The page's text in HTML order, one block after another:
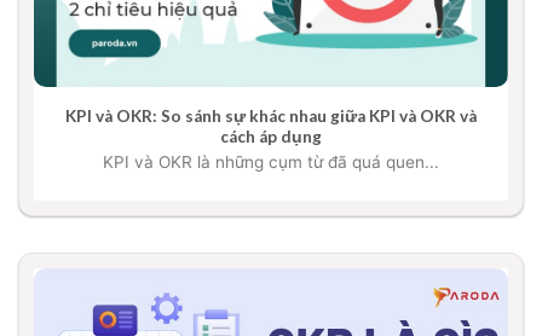
KPI và OKR: So sánh sự khác nhau giữa KPI và OKR và
cách áp dụng
KPI và OKR là những cụm từ đã quá quen...